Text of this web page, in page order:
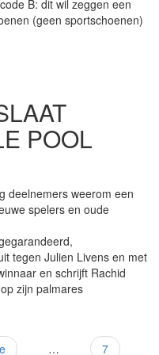
B: dit wil zeggen een
(geen sportschoenen)
POOL
deelnemers weerom een
spelers en oude
tegen Julien Livens en met
en schrijft Rachid
zijn palmares
… 7